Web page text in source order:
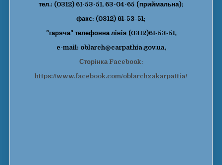
тел.: (0312) 61-53-51, 63-04-65 (приймальна);
факс: (0312) 61-53-51;
"гаряча" телефонна лінія (0312)61-53-51,
e-mail: oblarch@carpathia.gov.ua,
Сторінка Facebook:
https://www.facebook.com/oblarchzakarpattia/